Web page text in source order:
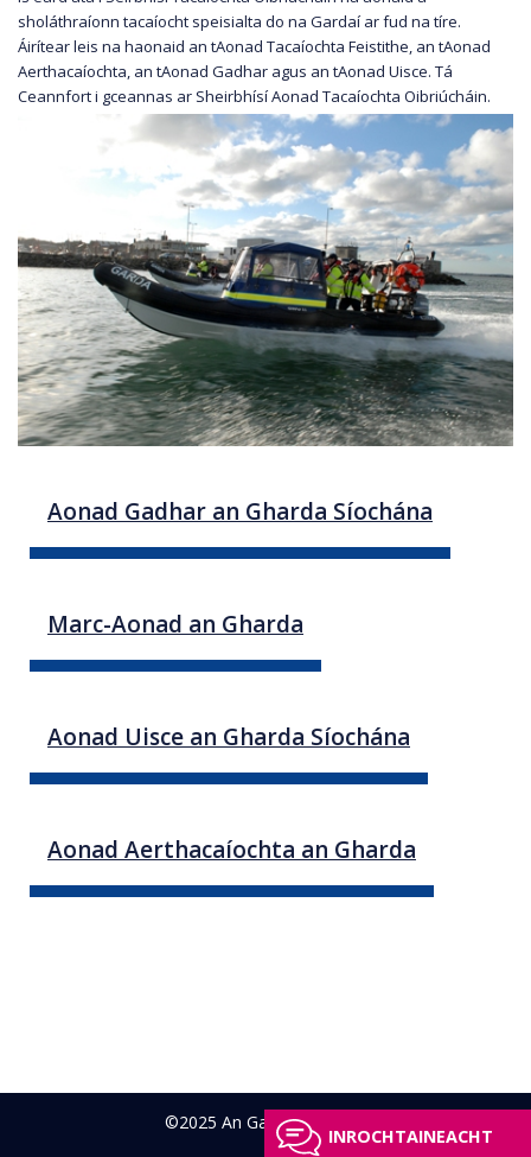
sholáthraíonn tacaíocht speisialta do na Gardaí ar fud na tíre.
Áirítear leis na haonaid an tAonad Tacaíochta Feistithe, an tAonad
Aerthacaíochta, an tAonad Gadhar agus an tAonad Uisce. Tá
Ceannfort i gceannas ar Sheirbhísí Aonad Tacaíochta Oibriúcháin.
Aonad Gadhar an Gharda Síochána
Marc-Aonad an Gharda
Aonad Uisce an Gharda Síochána
Aonad Aerthacaíochta an Gharda
©2025 An Garda Síochána
INROCHTAINEACHT